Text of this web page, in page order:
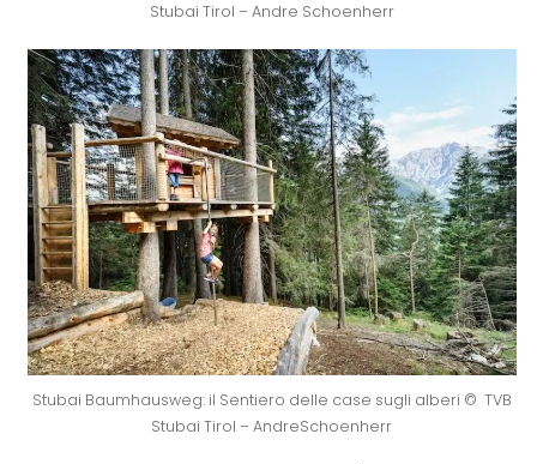
Stubai Tirol – Andre Schoenherr
Stubai Baumhausweg: il Sentiero delle case sugli alberi © TVB
Stubai Tirol – AndreSchoenherr